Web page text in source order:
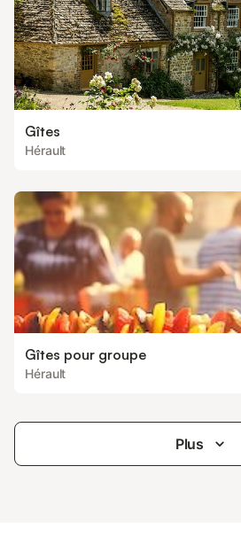
Gîtes
Hérault
Gîtes pour groupe
Hérault
Plus